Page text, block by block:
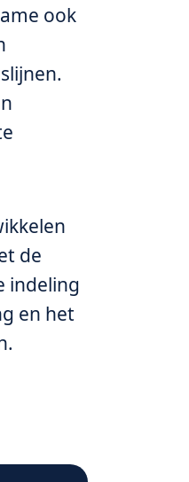
ook
de
indeling
en het